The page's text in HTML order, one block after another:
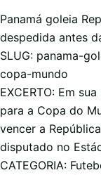
Panamá goleia
despedida antes
SLUG: panama-
copa-mundo
EXCERTO: Em
para a Copa do
vencer a
disputado no
CATEGORIA: